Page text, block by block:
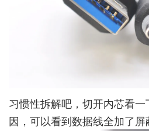
习惯性拆解吧，切开内芯看
因，可以看到数据线全加了屏